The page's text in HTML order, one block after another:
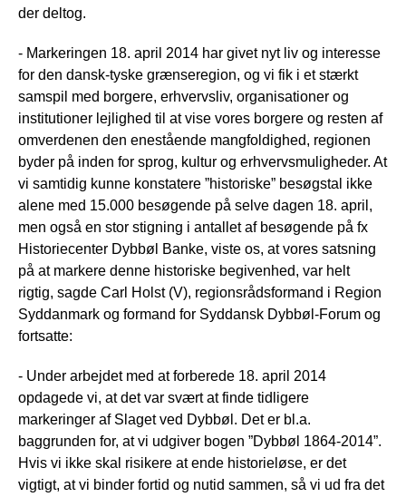
der deltog.
- Markeringen 18. april 2014 har givet nyt liv og interesse
for den dansk-tyske grænseregion, og vi fik i et stærkt
samspil med borgere, erhvervsliv, organisationer og
institutioner lejlighed til at vise vores borgere og resten af
omverdenen den enestående mangfoldighed, regionen
byder på inden for sprog, kultur og erhvervsmuligheder. At
vi samtidig kunne konstatere ”historiske” besøgstal ikke
alene med 15.000 besøgende på selve dagen 18. april,
men også en stor stigning i antallet af besøgende på fx
Historiecenter Dybbøl Banke, viste os, at vores satsning
på at markere denne historiske begivenhed, var helt
rigtig, sagde Carl Holst (V), regionsrådsformand i Region
Syddanmark og formand for Syddansk Dybbøl-Forum og
fortsatte:
- Under arbejdet med at forberede 18. april 2014
opdagede vi, at det var svært at finde tidligere
markeringer af Slaget ved Dybbøl. Det er bl.a.
baggrunden for, at vi udgiver bogen ”Dybbøl 1864-2014”.
Hvis vi ikke skal risikere at ende historieløse, er det
vigtigt, at vi binder fortid og nutid sammen, så vi ud fra det